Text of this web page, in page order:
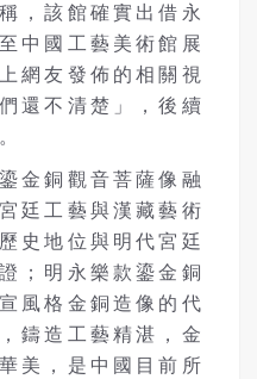
，該館確實出借永
中國工藝美術館展
網友發佈的相關視
還不清楚」，後續
金銅觀音菩薩像融
廷工藝與漢藏藝術
史地位與明代宮廷
；明永樂款鎏金銅
風格金銅造像的代
鑄造工藝精湛，金
美，是中國目前所